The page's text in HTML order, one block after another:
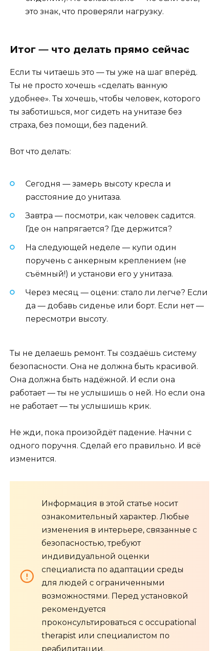
это знак, что проверяли нагрузку.
Итог — что делать прямо сейчас
Если ты читаешь это — ты уже на шаг вперёд.
Ты не просто хочешь «сделать ванную
удобнее». Ты хочешь, чтобы человек, которого
ты заботишься, мог сидеть на унитазе без
страха, без помощи, без падений.
Вот что делать:
Сегодня — замерь высоту кресла и
расстояние до унитаза.
Завтра — посмотри, как человек садится.
Где он напрягается? Где держится?
На следующей неделе — купи один
поручень с анкерным креплением (не
съёмный!) и установи его у унитаза.
Через месяц — оцени: стало ли легче? Если
да — добавь сиденье или борт. Если нет —
пересмотри высоту.
Ты не делаешь ремонт. Ты создаёшь систему
безопасности. Она не должна быть красивой.
Она должна быть надёжной. И если она
работает — ты не услышишь о ней. Но если она
не работает — ты услышишь крик.
Не жди, пока произойдёт падение. Начни с
одного поручня. Сделай его правильно. И всё
изменится.
Информация в этой статье носит
ознакомительный характер. Любые
изменения в интерьере, связанные с
безопасностью, требуют
индивидуальной оценки
специалиста по адаптации среды
для людей с ограниченными
возможностями. Перед установкой
рекомендуется
проконсультироваться с occupational
therapist или специалистом по
реабилитации.